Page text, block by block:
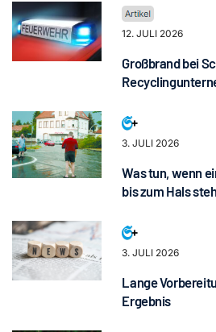
12. JULI 2026
Großbrand bei
3. JULI 2026
Was tun, wenn
bis zum Hals
3. JULI 2026
Lange
Ergebnis